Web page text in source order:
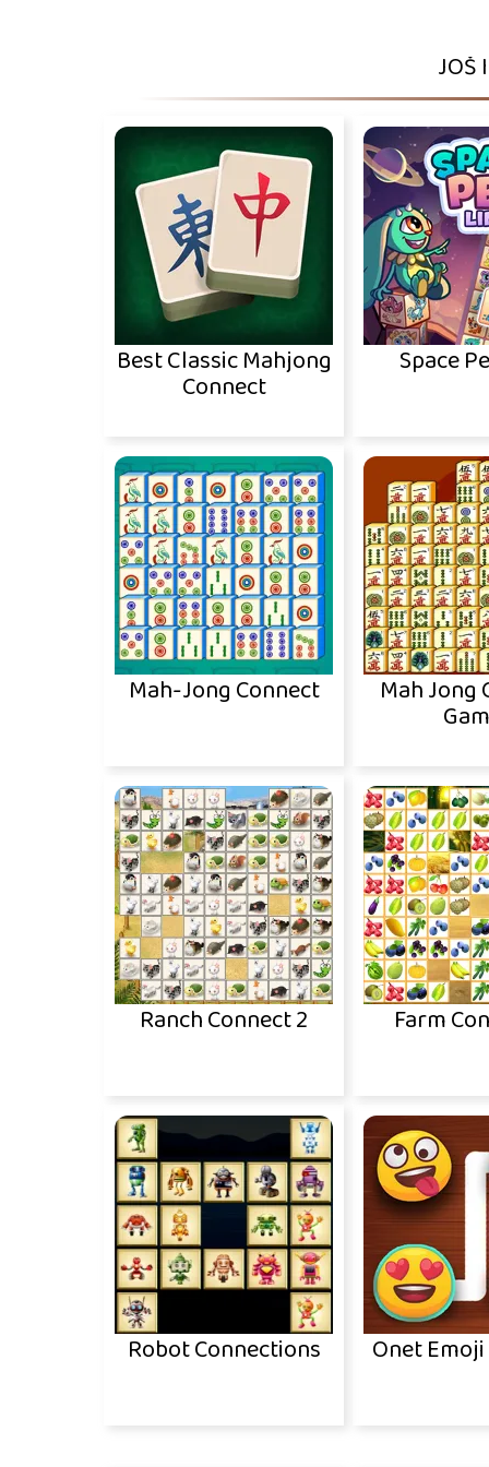
JOŠ
Best Classic Mahjong
Connect
Space
Mah-Jong Connect Mah Jong
Ranch Connect 2 Farm
Robot Connections Onet